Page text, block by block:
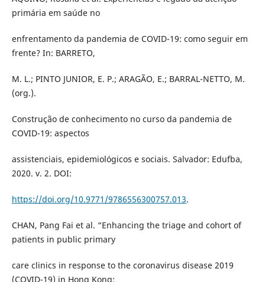
primária em saúde no
enfrentamento da pandemia de COVID-19: como seguir em
frente? In: BARRETO,
M. L.; PINTO JUNIOR, E. P.; ARAGÃO, E.; BARRAL-NETTO, M.
(org.).
Construção de conhecimento no curso da pandemia de
COVID-19: aspectos
assistenciais, epidemiológicos e sociais. Salvador: Edufba,
2020. v. 2. DOI:
https://doi.org/10.9771/9786556300757.013.
CHAN, Pang Fai et al. “Enhancing the triage and cohort of
patients in public primary
care clinics in response to the coronavirus disease 2019
(COVID-19) in Hong Kong: